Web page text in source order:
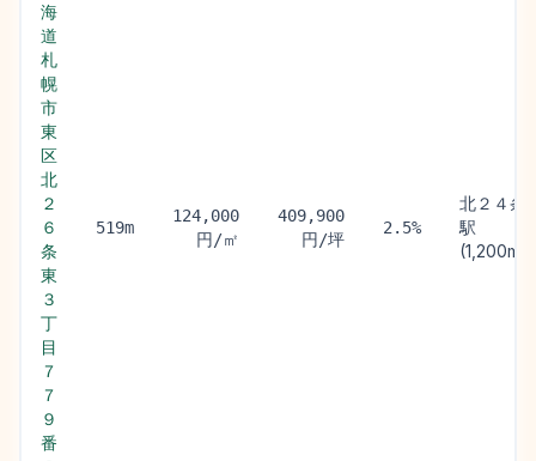
海
道
札
幌
市
東
区
北
２
６
条
東
３
丁
目
７
７
９
番
519m
124,000
円/㎡
409,900
円/坪
2.5%
北２４条
駅
(1,200m)